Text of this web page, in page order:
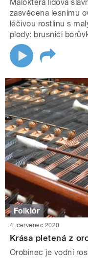
Málokterá lidová
zasvěcena lesnímu
léčivou rostlinu s
plody: brusnici
Folklór
4. červenec 2020
Krása pletená z
Orobinec je vodní